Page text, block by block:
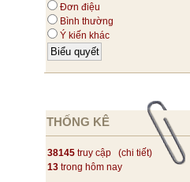
Đơn điệu
Bình thường
Ý kiến khác
THỐNG KÊ
38145 truy cập (chi tiết)
13 trong hôm nay